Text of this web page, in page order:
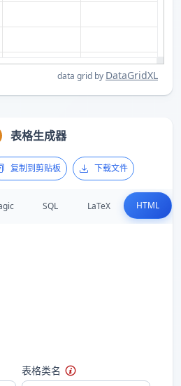
data grid by DataGridXL
表格生成器
复制到剪贴板 下载文件
SQL LaTeX HTML
表格类名